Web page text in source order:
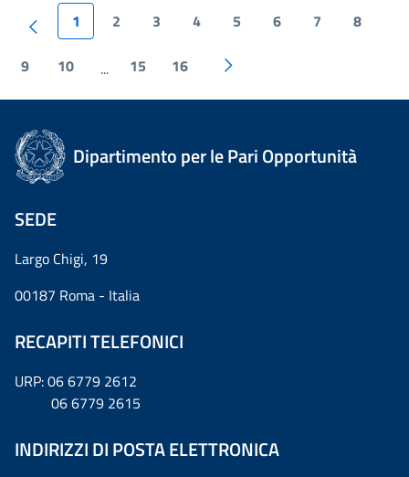
1 2 3 4 5 6 7 8
9 10 ... 15 16
Dipartimento per le Pari Opportunità
SEDE
Largo Chigi, 19
00187 Roma - Italia
RECAPITI TELEFONICI
URP: 06 6779 2612
06 6779 2615
INDIRIZZI DI POSTA ELETTRONICA